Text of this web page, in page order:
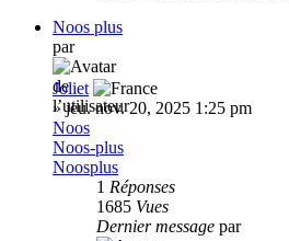
Noos plus
par
Joliet
»jeu. nov. 20, 2025 1:25 pm
Noos
Noos-plus
Noosplus
1 Réponses
1685 Vues
Dernier message par